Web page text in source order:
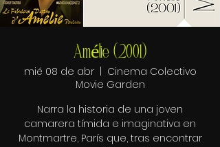
Amélie (2001)
mié 08 de abr
  |
Cinema Colectivo
Movie Garden
Narra la historia de una joven
camarera tímida e imaginativa en
Montmartre, París que, tras encontrar